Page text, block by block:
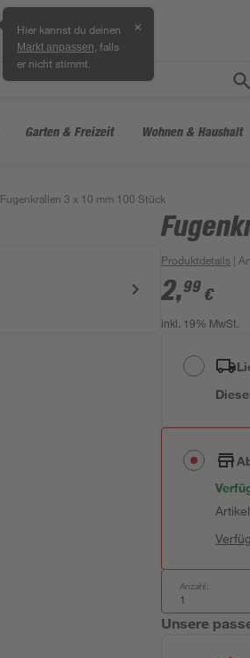
Hier kannst du deinen
Markt anpassen , falls
er nicht stimmt.
✕
Garten & Freizeit Wohnen & Haushalt
Fugenkrallen 3 x 10 mm 100 Stück
Produktdetails |
2,99 €
inkl. 19% MwSt.
Anzahl:
Unsere